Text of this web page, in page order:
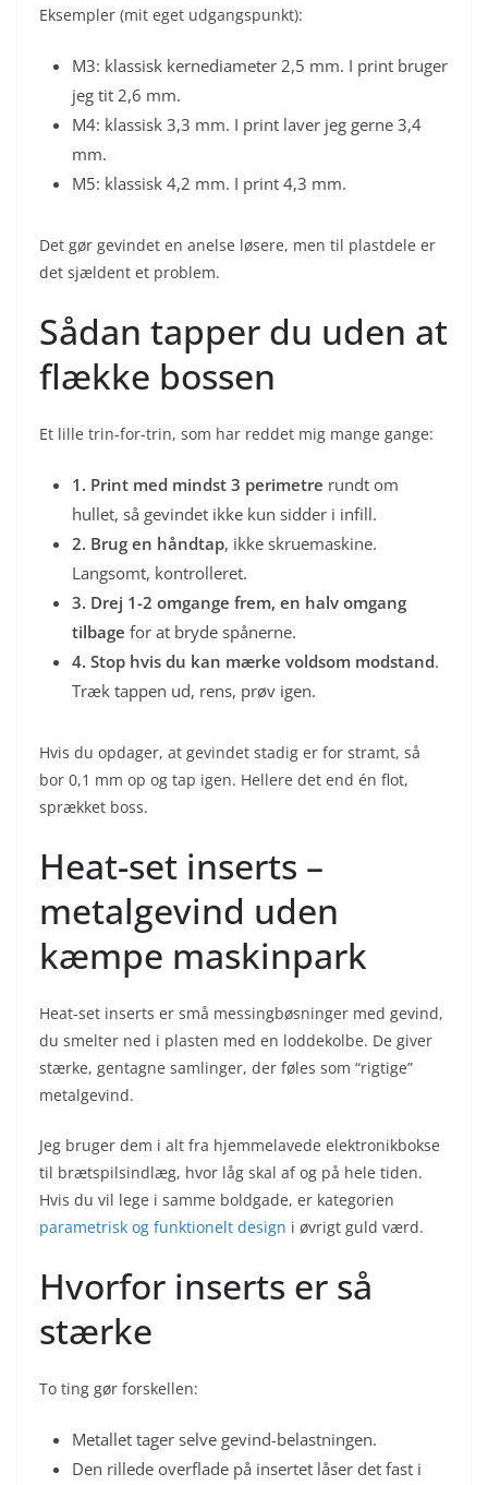
Eksempler (mit eget udgangspunkt):
M3: klassisk kernediameter 2,5 mm. I print bruger
jeg tit 2,6 mm.
M4: klassisk 3,3 mm. I print laver jeg gerne 3,4
mm.
M5: klassisk 4,2 mm. I print 4,3 mm.
Det gør gevindet en anelse løsere, men til plastdele er
det sjældent et problem.
Sådan tapper du uden at
flække bossen
Et lille trin-for-trin, som har reddet mig mange gange:
1. Print med mindst 3 perimetre rundt om
hullet, så gevindet ikke kun sidder i infill.
2. Brug en håndtap, ikke skruemaskine.
Langsomt, kontrolleret.
3. Drej 1-2 omgange frem, en halv omgang
tilbage for at bryde spånerne.
4. Stop hvis du kan mærke voldsom modstand.
Træk tappen ud, rens, prøv igen.
Hvis du opdager, at gevindet stadig er for stramt, så
bor 0,1 mm op og tap igen. Hellere det end én flot,
sprækket boss.
Heat-set inserts –
metalgevind uden
kæmpe maskinpark
Heat-set inserts er små messingbøsninger med gevind,
du smelter ned i plasten med en loddekolbe. De giver
stærke, gentagne samlinger, der føles som “rigtige”
metalgevind.
Jeg bruger dem i alt fra hjemmelavede elektronikbokse
til brætspilsindlæg, hvor låg skal af og på hele tiden.
Hvis du vil lege i samme boldgade, er kategorien
parametrisk og funktionelt design i øvrigt guld værd.
Hvorfor inserts er så
stærke
To ting gør forskellen:
Metallet tager selve gevind-belastningen.
Den rillede overflade på insertet låser det fast i